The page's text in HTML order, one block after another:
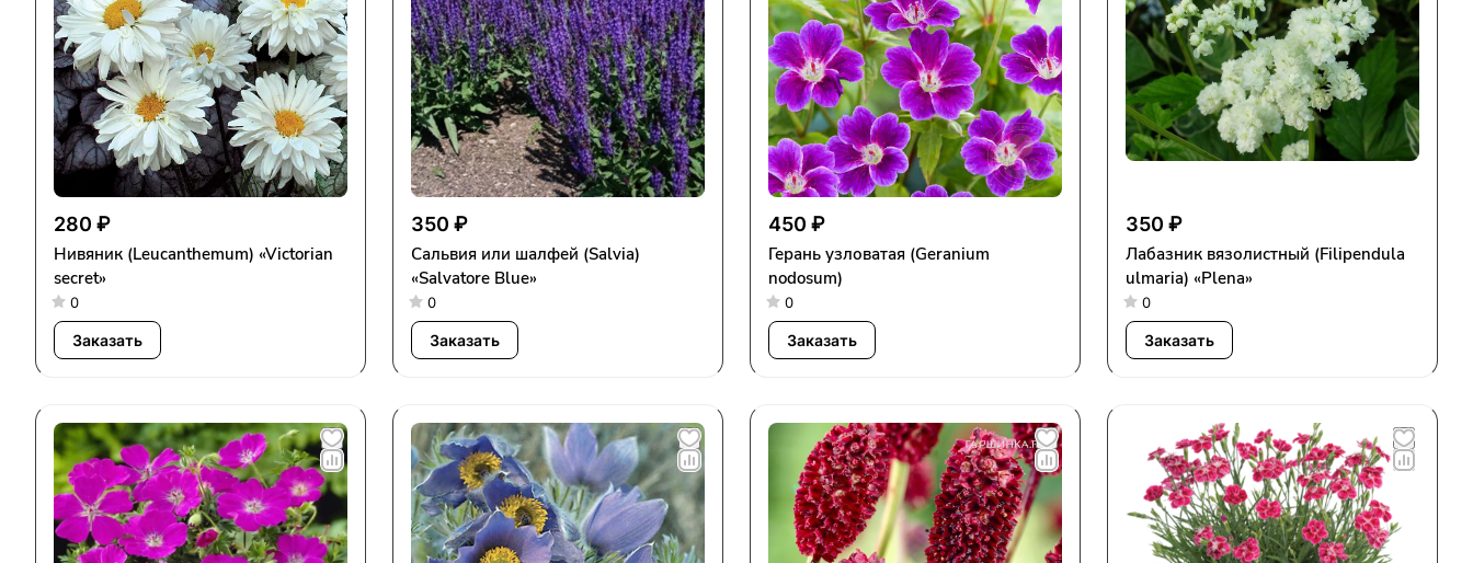
280 ₽
Нивяник (Leucanthemum) «Victorian
secret»
0
Заказать
350 ₽
Сальвия или шалфей (Salvia)
«Salvatore Blue»
0
Заказать
450 ₽
Герань узловатая (Geranium
nodosum)
0
Заказать
350 ₽
Лабазник вязолистный (Filipendula
ulmaria) «Plena»
0
Заказать